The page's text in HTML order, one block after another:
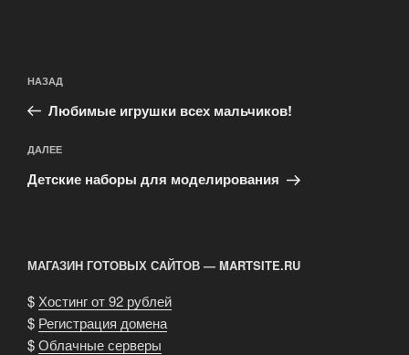
по
записям
Предыдущая
запись:
НАЗАД
Любимые игрушки всех мальчиков!
Следующая
запись
ДАЛЕЕ
Детские наборы для моделирования
МАГАЗИН ГОТОВЫХ САЙТОВ — MARTSITE.RU
$ Хостинг от 92 рублей
$ Регистрация домена
$Облачные серверы